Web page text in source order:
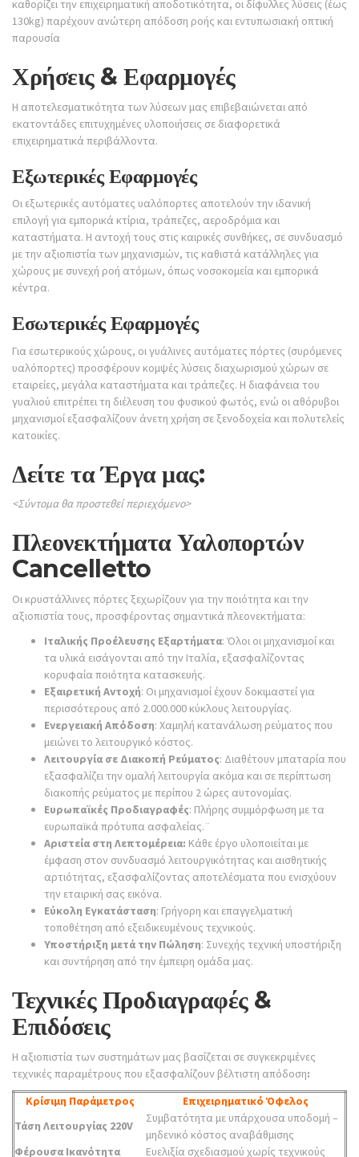
καθορίζει την επιχειρηματική αποδοτικότητα, οι δίφυλλες λύσεις (έως
130kg) παρέχουν ανώτερη απόδοση ροής και εντυπωσιακή οπτική
παρουσία
Χρήσεις & Εφαρμογές
Η αποτελεσματικότητα των λύσεων μας επιβεβαιώνεται από
εκατοντάδες επιτυχημένες υλοποιήσεις σε διαφορετικά
επιχειρηματικά περιβάλλοντα.
Εξωτερικές Εφαρμογές
Οι εξωτερικές αυτόματες υαλόπορτες αποτελούν την ιδανική
επιλογή για εμπορικά κτίρια, τράπεζες, αεροδρόμια και
καταστήματα. Η αντοχή τους στις καιρικές συνθήκες, σε συνδυασμό
με την αξιοπιστία των μηχανισμών, τις καθιστά κατάλληλες για
χώρους με συνεχή ροή ατόμων, όπως νοσοκομεία και εμπορικά
κέντρα.
Εσωτερικές Εφαρμογές
Για εσωτερικούς χώρους, οι γυάλινες αυτόματες πόρτες (συρόμενες
υαλόπορτες) προσφέρουν κομψές λύσεις διαχωρισμού χώρων σε
εταιρείες, μεγάλα καταστήματα και τράπεζες. Η διαφάνεια του
γυαλιού επιτρέπει τη διέλευση του φυσικού φωτός, ενώ οι αθόρυβοι
μηχανισμοί εξασφαλίζουν άνετη χρήση σε ξενοδοχεία και πολυτελείς
κατοικίες.
Δείτε τα Έργα μας:
<Σύντομα θα προστεθεί περιεχόμενο>
Πλεονεκτήματα Υαλοπορτών
Cancelletto
Οι κρυστάλλινες πόρτες ξεχωρίζουν για την ποιότητα και την
αξιοπιστία τους, προσφέροντας σημαντικά πλεονεκτήματα:
Ιταλικής Προέλευσης Εξαρτήματα: Όλοι οι μηχανισμοί και
τα υλικά εισάγονται από την Ιταλία, εξασφαλίζοντας
κορυφαία ποιότητα κατασκευής.
Εξαιρετική Αντοχή: Οι μηχανισμοί έχουν δοκιμαστεί για
περισσότερους από 2.000.000 κύκλους λειτουργίας.
Ενεργειακή Απόδοση: Χαμηλή κατανάλωση ρεύματος που
μειώνει το λειτουργικό κόστος.
Λειτουργία σε Διακοπή Ρεύματος: Διαθέτουν μπαταρία που
εξασφαλίζει την ομαλή λειτουργία ακόμα και σε περίπτωση
διακοπής ρεύματος με περίπου 2 ώρες αυτονομίας.
Ευρωπαϊκές Προδιαγραφές: Πλήρης συμμόρφωση με τα
ευρωπαϊκά πρότυπα ασφαλείας.¨
Αριστεία στη Λεπτομέρεια: Κάθε έργο υλοποιείται με
έμφαση στον συνδυασμό λειτουργικότητας και αισθητικής
αρτιότητας, εξασφαλίζοντας αποτελέσματα που ενισχύουν
την εταιρική σας εικόνα.
Εύκολη Εγκατάσταση: Γρήγορη και επαγγελματική
τοποθέτηση από εξειδικευμένους τεχνικούς.
Υποστήριξη μετά την Πώληση: Συνεχής τεχνική υποστήριξη
και συντήρηση από την έμπειρη ομάδα μας.
Τεχνικές Προδιαγραφές &
Επιδόσεις
Η αξιοπιστία των συστημάτων μας βασίζεται σε συγκεκριμένες
τεχνικές παραμέτρους που εξασφαλίζουν βέλτιστη απόδοση:
Κρίσιμη Παράμετρος
Επιχειρηματικό Όφελος
Τάση Λειτουργίας 220V
Συμβατότητα με υπάρχουσα υποδομή –
μηδενικό κόστος αναβάθμισης
Φέρουσα Ικανότητα
Ευελιξία σχεδιασμού χωρίς τεχνικούς